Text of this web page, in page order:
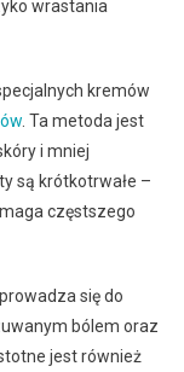
wrastania
kremów
. Ta metoda jest
i mniej
są krótkotrwałe –
częstszego
się do
bólem oraz
jest również